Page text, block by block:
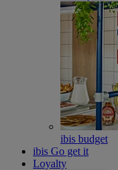
ibis budget
ibis Go get it
Loyalty